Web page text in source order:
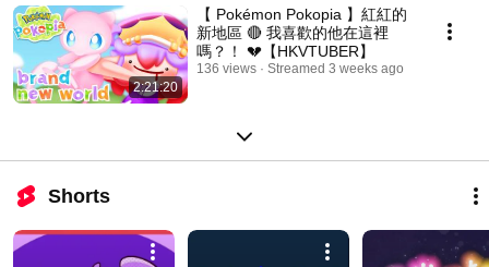
2:21:20
【 Pokémon Pokopia 】紅紅的
新地區 🔴 我喜歡的他在這裡
嗎？！ 💔【HKVTUBER】
136 views Streamed 3 weeks ago
Shorts